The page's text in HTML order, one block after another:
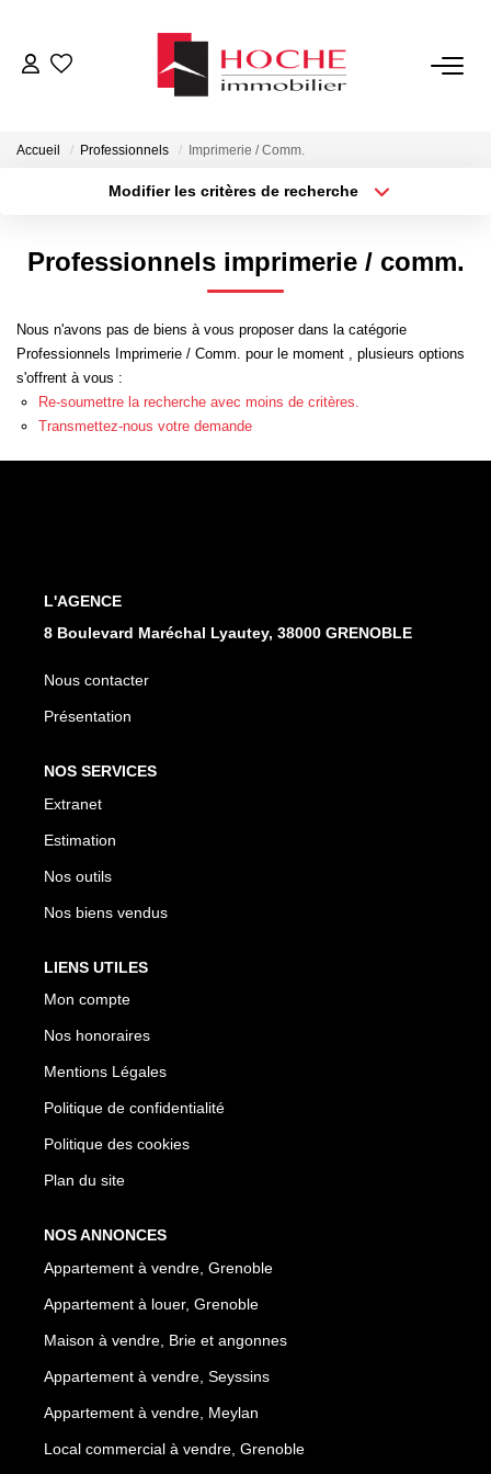
Accueil Professionnels Imprimerie / Comm.
Modifier les critères de recherche
Type de bien
Surface min
Budget max Plus de critères
Professionnels imprimerie / comm.
Nous n'avons pas de biens à vous proposer dans la catégorie
Professionnels Imprimerie / Comm. pour le moment , plusieurs options
s'offrent à vous :
Re-soumettre la recherche avec moins de critères.
Transmettez-nous votre demande
L'AGENCE
8 Boulevard Maréchal Lyautey, 38000 GRENOBLE
Nous contacter
Présentation
NOS SERVICES
Extranet
Estimation
Nos outils
Nos biens vendus
LIENS UTILES
Mon compte
Nos honoraires
Mentions Légales
Politique de confidentialité
Politique des cookies
Plan du site
NOS ANNONCES
Appartement à vendre, Grenoble
Appartement à louer, Grenoble
Maison à vendre, Brie et angonnes
Appartement à vendre, Seyssins
Appartement à vendre, Meylan
Local commercial à vendre, Grenoble